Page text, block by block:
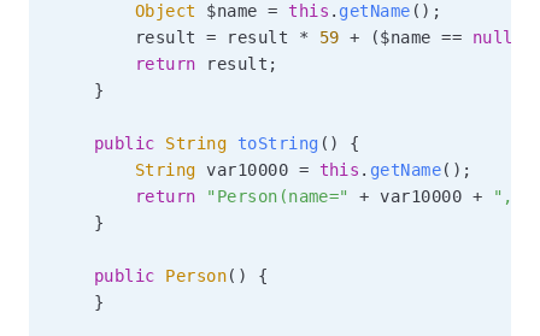
Object
$name = this . getName ( ) ;
        result
= result * 59 + ($name == null
return result ;
}
public String toString ( )
{
String var10000 = this . getName( ) ;
return
"Person(name=" + var10000 +
",
}
public Person( )
{
}